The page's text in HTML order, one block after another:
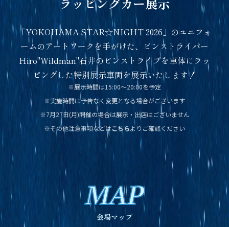
「YOKOHAMA STAR☆NIGHT 2026」のユニフォ
ームのアートワークを手がけた、ピンストライパー
Hiro"Wildman"石井のピンストライプを車体にラッ
ピングした特別展示車両を展示いたします！
※展示時間は15:00～20:00を予定
※実施時間は予告なく変更となる場合がございます
※7月27日(月)開催の場合は展示・出店はございません
※その他注意事項などはこちらよりご確認ください
MAP
会場マップ